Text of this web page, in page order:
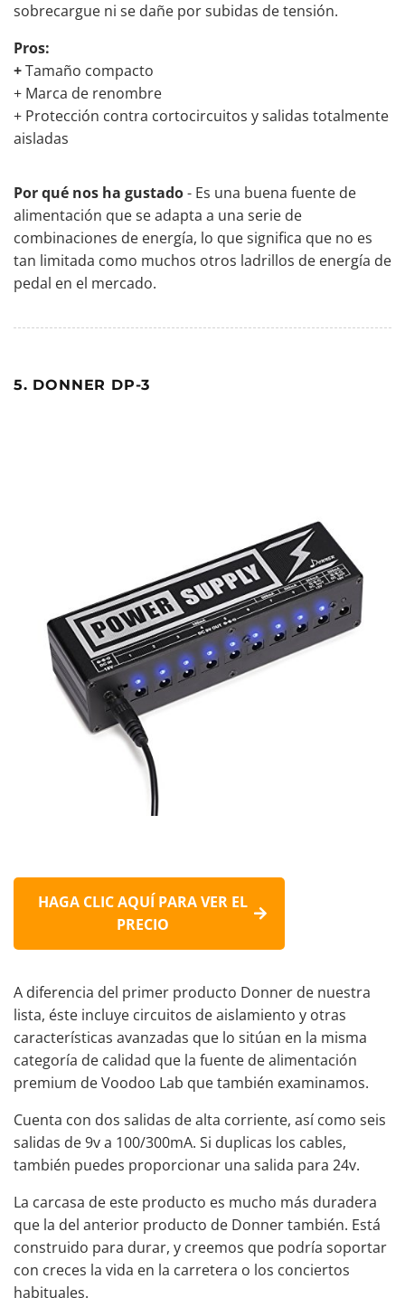
sobrecargue ni se dañe por subidas de tensión.
Pros:
+Tamaño compacto
+ Marca de renombre
+ Protección contra cortocircuitos y salidas totalmente
aisladas
Por qué nos ha gustado- Es una buena fuente de
alimentación que se adapta a una serie de
combinaciones de energía, lo que significa que no es
tan limitada como muchos otros ladrillos de energía de
pedal en el mercado.
5. DONNER DP-3
HAGA CLIC AQUÍ PARA VER EL
PRECIO
A diferencia del primer producto Donner de nuestra
lista, éste incluye circuitos de aislamiento y otras
características avanzadas que lo sitúan en la misma
categoría de calidad que la fuente de alimentación
premium de Voodoo Lab que también examinamos.
Cuenta con dos salidas de alta corriente, así como seis
salidas de 9v a 100/300mA. Si duplicas los cables,
también puedes proporcionar una salida para 24v.
La carcasa de este producto es mucho más duradera
que la del anterior producto de Donner también. Está
construido para durar, y creemos que podría soportar
con creces la vida en la carretera o los conciertos
habituales.